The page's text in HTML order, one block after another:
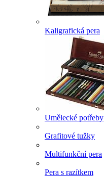
Kaligrafická pera
Umělecké potřeby
Grafitové tužky
Multifunkční pera
Pera s razítkem